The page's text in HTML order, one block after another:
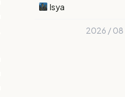
Isya
2026 / 08